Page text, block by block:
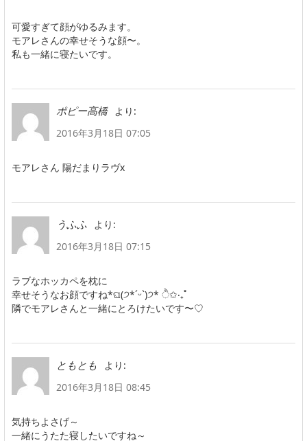
可愛すぎて顔がゆるみます。
モアレさんの幸せそうな顔〜。
私も一緒に寝たいです。
ポピー高橋
より:
2016年3月18日 07:05
モアレさん 陽だまりラヴx
うふふ
より:
2016年3月18日 07:15
ラブなホッカペを枕に
幸せそうなお顔ですね*ଘ(੭*ˊᵕˋ)੭* ੈ✩‧₊˚
隣でモアレさんと一緒にとろけたいです〜♡
ともとも
より:
2016年3月18日 08:45
気持ちよさげ～
一緒にうたた寝したいですね～